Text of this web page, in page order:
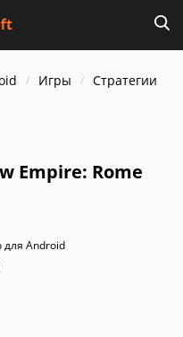
Игры
Стратегии
Empire: Rome
для Android